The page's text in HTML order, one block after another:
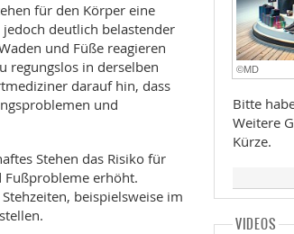
für den Körper eine
jedoch deutlich belastender
und Füße reagieren
regungslos in derselben
darauf hin, dass
und
Stehen das Risiko für
Fußprobleme erhöht.
beispielsweise im
©MD
Bitte
Weitere
Kürze.
VIDEOS